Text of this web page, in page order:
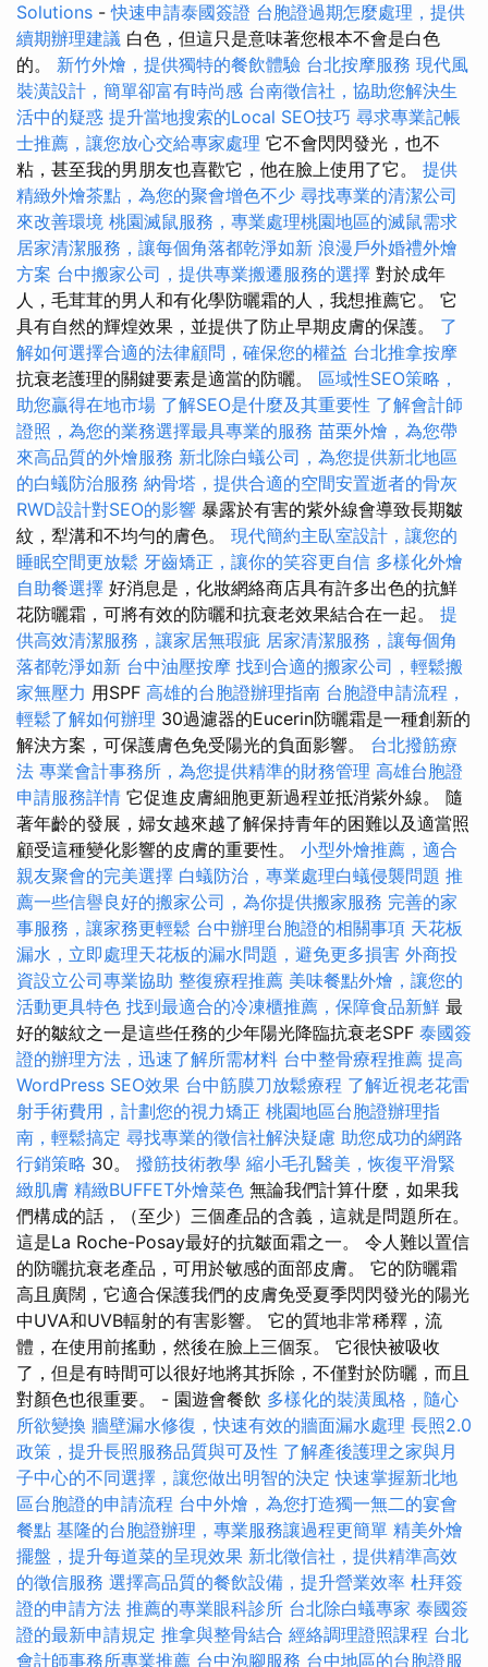
Solutions -快速申請泰國簽證 台胞證過期怎麼處理，提供
續期辦理建議 白色，但這只是意味著您根本不會是白色
的。 新竹外燴，提供獨特的餐飲體驗 台北按摩服務 現代風
裝潢設計，簡單卻富有時尚感 台南徵信社，協助您解決生
活中的疑惑 提升當地搜索的Local SEO技巧 尋求專業記帳
士推薦，讓您放心交給專家處理 它不會閃閃發光，也不
粘，甚至我的男朋友也喜歡它，他在臉上使用了它。 提供
精緻外燴茶點，為您的聚會增色不少 尋找專業的清潔公司
來改善環境 桃園滅鼠服務，專業處理桃園地區的滅鼠需求
居家清潔服務，讓每個角落都乾淨如新 浪漫戶外婚禮外燴
方案 台中搬家公司，提供專業搬遷服務的選擇 對於成年
人，毛茸茸的男人和有化學防曬霜的人，我想推薦它。 它
具有自然的輝煌效果，並提供了防止早期皮膚的保護。 了
解如何選擇合適的法律顧問，確保您的權益 台北推拿按摩
抗衰老護理的關鍵要素是適當的防曬。 區域性SEO策略，
助您贏得在地市場 了解SEO是什麼及其重要性 了解會計師
證照，為您的業務選擇最具專業的服務 苗栗外燴，為您帶
來高品質的外燴服務 新北除白蟻公司，為您提供新北地區
的白蟻防治服務 納骨塔，提供合適的空間安置逝者的骨灰
RWD設計對SEO的影響 暴露於有害的紫外線會導致長期皺
紋，犁溝和不均勻的膚色。 現代簡約主臥室設計，讓您的
睡眠空間更放鬆 牙齒矯正，讓你的笑容更自信 多樣化外燴
自助餐選擇 好消息是，化妝網絡商店具有許多出色的抗鮮
花防曬霜，可將有效的防曬和抗衰老效果結合在一起。 提
供高效清潔服務，讓家居無瑕疵 居家清潔服務，讓每個角
落都乾淨如新 台中油壓按摩 找到合適的搬家公司，輕鬆搬
家無壓力 用SPF 高雄的台胞證辦理指南 台胞證申請流程，
輕鬆了解如何辦理 30過濾器的Eucerin防曬霜是一種創新的
解決方案，可保護膚色免受陽光的負面影響。 台北撥筋療
法 專業會計事務所，為您提供精準的財務管理 高雄台胞證
申請服務詳情 它促進皮膚細胞更新過程並抵消紫外線。 隨
著年齡的發展，婦女越來越了解保持青年的困難以及適當照
顧受這種變化影響的皮膚的重要性。 小型外燴推薦，適合
親友聚會的完美選擇 白蟻防治，專業處理白蟻侵襲問題 推
薦一些信譽良好的搬家公司，為你提供搬家服務 完善的家
事服務，讓家務更輕鬆 台中辦理台胞證的相關事項 天花板
漏水，立即處理天花板的漏水問題，避免更多損害 外商投
資設立公司專業協助 整復療程推薦 美味餐點外燴，讓您的
活動更具特色 找到最適合的冷凍櫃推薦，保障食品新鮮 最
好的皺紋之一是這些任務的少年陽光降臨抗衰老SPF 泰國簽
證的辦理方法，迅速了解所需材料 台中整骨療程推薦 提高
WordPress SEO效果 台中筋膜刀放鬆療程 了解近視老花雷
射手術費用，計劃您的視力矯正 桃園地區台胞證辦理指
南，輕鬆搞定 尋找專業的徵信社解決疑慮 助您成功的網路
行銷策略 30。 撥筋技術教學 縮小毛孔醫美，恢復平滑緊
緻肌膚 精緻BUFFET外燴菜色 無論我們計算什麼，如果我
們構成的話，（至少）三個產品的含義，這就是問題所在。
這是La Roche-Posay最好的抗皺面霜之一。 令人難以置信
的防曬抗衰老產品，可用於敏感的面部皮膚。 它的防曬霜
高且廣闊，它適合保護我們的皮膚免受夏季閃閃發光的陽光
中UVA和UVB輻射的有害影響。 它的質地非常稀釋，流
體，在使用前搖動，然後在臉上三個泵。 它很快被吸收
了，但是有時間可以很好地將其拆除，不僅對於防曬，而且
對顏色也很重要。 - 園遊會餐飲 多樣化的裝潢風格，隨心
所欲變換 牆壁漏水修復，快速有效的牆面漏水處理 長照2.0
政策，提升長照服務品質與可及性 了解產後護理之家與月
子中心的不同選擇，讓您做出明智的決定 快速掌握新北地
區台胞證的申請流程 台中外燴，為您打造獨一無二的宴會
餐點 基隆的台胞證辦理，專業服務讓過程更簡單 精美外燴
擺盤，提升每道菜的呈現效果 新北徵信社，提供精準高效
的徵信服務 選擇高品質的餐飲設備，提升營業效率 杜拜簽
證的申請方法 推薦的專業眼科診所 台北除白蟻專家 泰國簽
證的最新申請規定 推拿與整骨結合 經絡調理證照課程 台北
會計師事務所專業推薦 台中泡腳服務 台中地區的台胞證服